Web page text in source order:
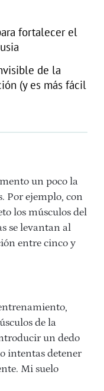
fortalecer el
de la
(y es más fácil
un poco la
Por ejemplo, con
los músculos del
se levantan al
entre cinco y
de la
un dedo
intentas detener
Mi suelo